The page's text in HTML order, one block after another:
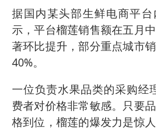
据国内某头部生鲜电商平台
示，平台榴莲销售额在五月
著环比提升，部分重点城市
40%。
一位负责水果品类的采购经
费者对价格非常敏感。只要
格到位，榴莲的爆发力是惊